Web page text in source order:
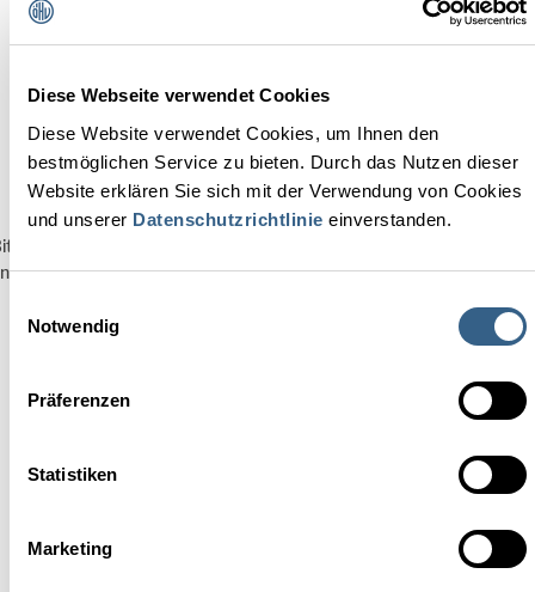
Diese Webseite verwendet Cookies
Diese Website verwendet Cookies, um Ihnen den
bestmöglichen Service zu bieten. Durch das Nutzen dieser
Website erklären Sie sich mit der Verwendung von Cookies
und unserer Datenschutzrichtlinie einverstanden.
Notwendig
Präferenzen
Statistiken
Marketing
Mitarbeiterentwicklung begleiten
Was andere Gastgeber über onboard sagen